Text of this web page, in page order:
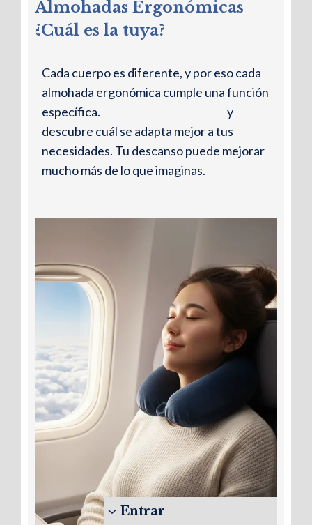
Almohadas Ergonómicas
¿Cuál es la tuya?
Cada cuerpo es diferente, y por eso cada
almohada ergonómica cumple una función
específica.
y
descubre cuál se adapta mejor a tus
necesidades. Tu descanso puede mejorar
mucho más de lo que imaginas.
Entrar